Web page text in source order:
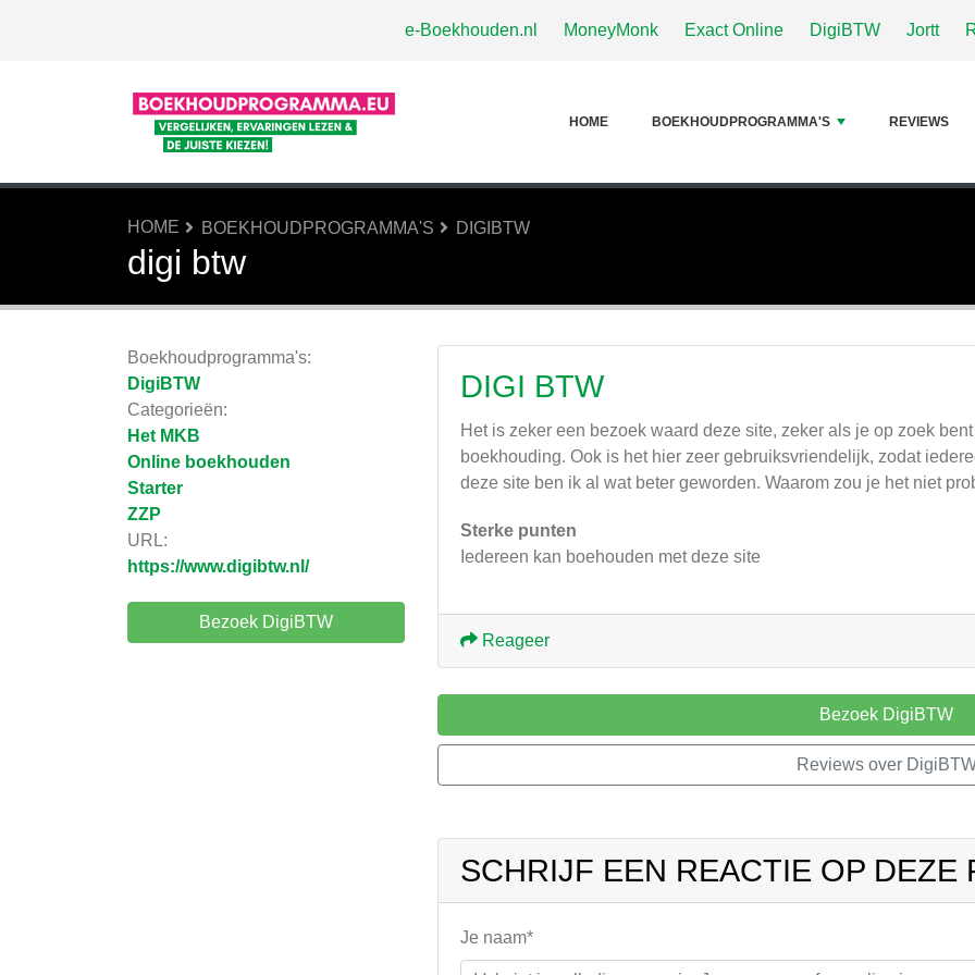
e-Boekhouden.nl MoneyMonk Exact Online DigiBTW Jortt
HOME BOEKHOUDPROGRAMMA'S REVIEWS
HOME BOEKHOUDPROGRAMMA'S DIGIBTW
digi btw
Boekhoudprogramma's:
DigiBTW
Categorieën:
Het MKB
Online boekhouden
Starter
ZZP
URL:
https://www.digibtw.nl/
Bezoek DigiBTW
DIGI BTW
Het is zeker een bezoek waard deze site, zeker als je op zoek
boekhouding. Ook is het hier zeer gebruiksvriendelijk, zodat
deze site ben ik al wat beter geworden. Waarom zou je het niet
Sterke punten
Iedereen kan boehouden met deze site
Reageer
Bezoek DigiBTW
Reviews over
SCHRIJF EEN REACTIE OP DEZE
Je naam*